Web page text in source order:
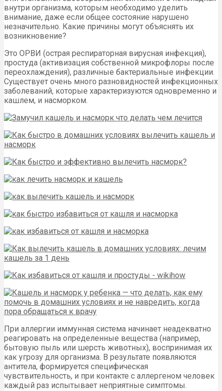
внутри организма, которым необходимо уделить
внимание, даже если общее состояние нарушено
незначительно. Какие причины могут объяснять их
возникновение?
Это ОРВИ (острая респираторная вирусная инфекция),
простуда (активизация собственной микрофлоры после
переохлаждения), различные бактериальные инфекции.
Существует очень много разновидностей инфекционных
заболеваний, которые характеризуются одновременно и
кашлем, и насморком.
При аллергии иммунная система начинает неадекватно
реагировать на определенные вещества (например,
бытовую пыль или шерсть животных), воспринимая их
как угрозу для организма. В результате появляются
антитела, формируется специфическая
чувствительность, и при контакте с аллергеном человек
каждый раз испытывает неприятные симптомы.